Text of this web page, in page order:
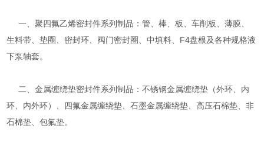
一、聚四氟乙烯密封件系列制品：管、棒、板、车削板、薄膜、
生料带、垫圈、密封环、阀门密封圈、中填料、F4盘根及各种规格液
下泵轴套。
二、金属缠绕垫密封件系列制品：不锈钢金属缠绕垫（外环、内
环、内外环）、四氟金属缠绕垫、石墨金属缠绕垫、高压石棉垫、非
石棉垫、包氟垫。